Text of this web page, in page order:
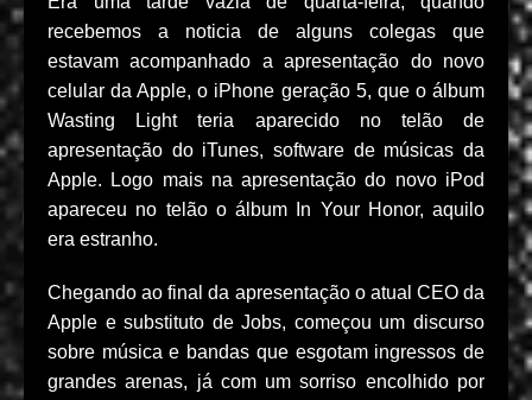
recebemos a noticia de alguns colegas que
estavam acompanhado a apresentação do novo
celular da Apple, o iPhone geração 5, que o álbum
Wasting Light teria aparecido no telão de
apresentação do iTunes, software de músicas da
Apple. Logo mais na apresentação do novo iPod
apareceu no telão o álbum In Your Honor, aquilo
era estranho.
Chegando ao final da apresentação o atual CEO da
Apple e substituto de Jobs, começou um discurso
sobre música e bandas que esgotam ingressos de
grandes arenas, já com um sorriso encolhido por